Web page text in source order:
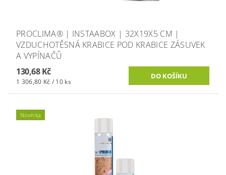
PROCLIMA® | INSTAABOX | 32X19X5 CM |
VZDUCHOTĚSNÁ KRABICE POD KRABICE ZÁSUVEK
A VYPÍNAČŮ
130,68 Kč
1 306,80 Kč / 10 ks
Novinka